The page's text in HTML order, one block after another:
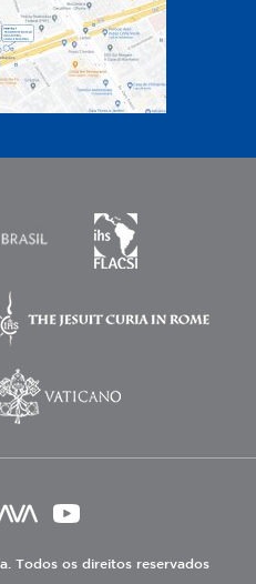
Todos os direitos reservados